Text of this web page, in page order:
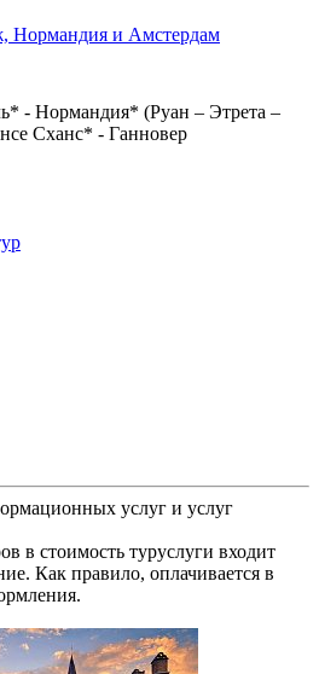
Нормандия и Амстердам
- Нормандия* (Руан – Этрета –
Сханс* - Ганновер
услуг и услуг
в стоимость туруслуги входит
Как правило, оплачивается в